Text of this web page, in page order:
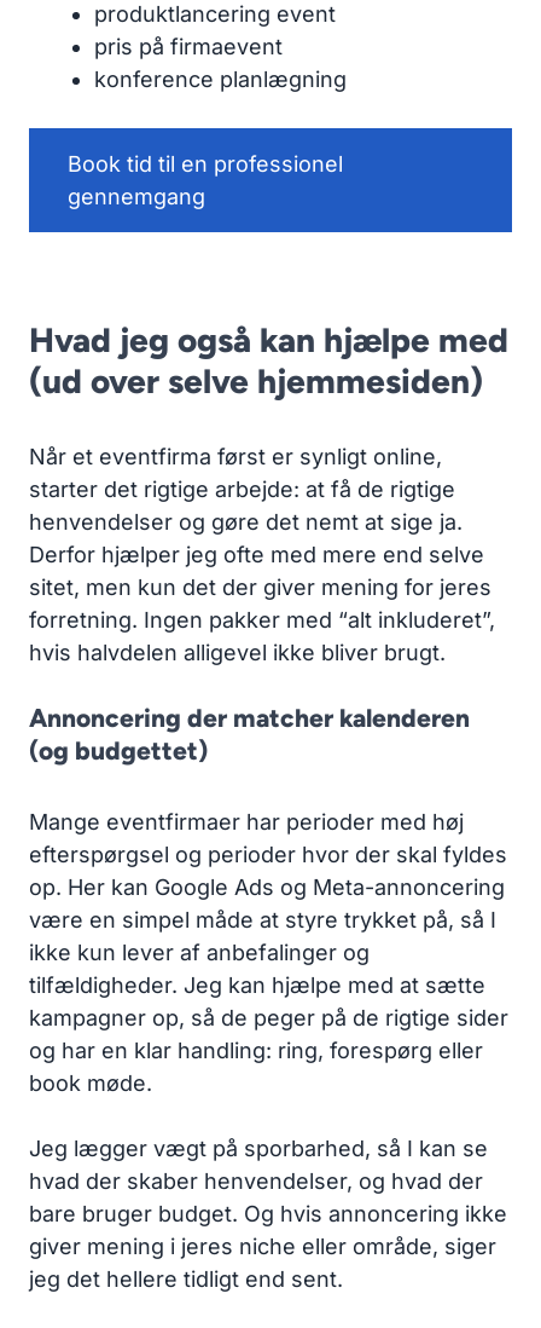
produktlancering event
pris på firmaevent
konference planlægning
Book tid til en professionel
gennemgang
Hvad jeg også kan hjælpe med
(ud over selve hjemmesiden)
Når et eventfirma først er synligt online,
starter det rigtige arbejde: at få de rigtige
henvendelser og gøre det nemt at sige ja.
Derfor hjælper jeg ofte med mere end selve
sitet, men kun det der giver mening for jeres
forretning. Ingen pakker med “alt inkluderet”,
hvis halvdelen alligevel ikke bliver brugt.
Annoncering der matcher kalenderen
(og budgettet)
Mange eventfirmaer har perioder med høj
efterspørgsel og perioder hvor der skal fyldes
op. Her kan Google Ads og Meta-annoncering
være en simpel måde at styre trykket på, så I
ikke kun lever af anbefalinger og
tilfældigheder. Jeg kan hjælpe med at sætte
kampagner op, så de peger på de rigtige sider
og har en klar handling: ring, forespørg eller
book møde.
Jeg lægger vægt på sporbarhed, så I kan se
hvad der skaber henvendelser, og hvad der
bare bruger budget. Og hvis annoncering ikke
giver mening i jeres niche eller område, siger
jeg det hellere tidligt end sent.